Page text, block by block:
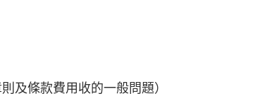
及條款費用收的一般問題）